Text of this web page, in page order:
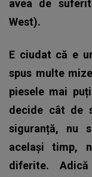
avea de
West).
E ciudat că e
spus multe
piesele mai
decide cât de
siguranță, nu
același timp,
diferite.